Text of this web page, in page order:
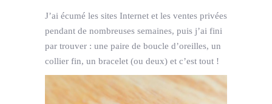
J’ai écumé les sites Internet et les ventes privées
pendant de nombreuses semaines, puis j’ai fini
par trouver : une paire de boucle d’oreilles, un
collier fin, un bracelet (ou deux) et c’est tout !